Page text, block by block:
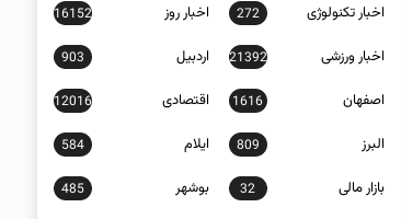
اخبار تکنولوژی 272 اخبار روز 16152
اخبار ورزشی 21392 اردبیل 903
اصفهان 1616 اقتصادی 12016
البرز 809 ایلام 584
بازار مالی 32 بوشهر 485